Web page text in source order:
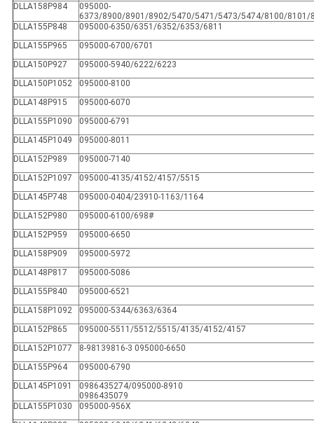
DLLA158P984
095000-
6373/8900/8901/8902/5470/5471/5473/5474/8100/8101/
DLLA155P848
095000-6350/6351/6352/6353/6811
DLLA155P965
095000-6700/6701
DLLA150P927
095000-5940/6222/6223
DLLA150P1052
095000-8100
DLLA148P915
095000-6070
DLLA155P1090
095000-6791
DLLA145P1049
095000-8011
DLLA152P989
095000-7140
DLLA152P1097
095000-4135/4152/4157/5515
DLLA145P748
095000-0404/23910-1163/1164
DLLA152P980
095000-6100/698#
DLLA152P959
095000-6650
DLLA158P909
095000-5972
DLLA148P817
095000-5086
DLLA155P840
095000-6521
DLLA158P1092
095000-5344/6363/6364
DLLA152P865
095000-5511/5512/5515/4135/4152/4157
DLLA152P1077
8-98139816-3 095000-6650
DLLA155P964
095000-6790
DLLA145P1091
0986435274/095000-8910
0986435079
DLLA155P1030
095000-956X